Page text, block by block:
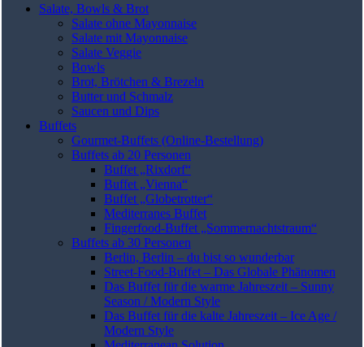
Salate, Bowls & Brot
Salate ohne Mayonnaise
Salate mit Mayonnaise
Salate Veggie
Bowls
Brot, Brötchen & Brezeln
Butter und Schmalz
Saucen und Dips
Buffets
Gourmet-Buffets (Online-Bestellung)
Buffets ab 20 Personen
Buffet „Rixdorf“
Buffet „Vienna“
Buffet „Globetrotter“
Mediterranes Buffet
Fingerfood-Buffet „Sommernachtstraum“
Buffets ab 30 Personen
Berlin, Berlin – du bist so wunderbar
Street-Food-Buffet – Das Globale Phänomen
Das Buffet für die warme Jahreszeit – Sunny
Season / Modern Style
Das Buffet für die kalte Jahreszeit – Ice Age /
Modern Style